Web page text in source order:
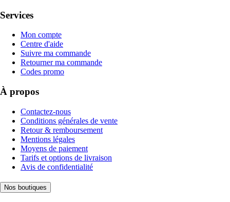
Services
Mon compte
Centre d'aide
Suivre ma commande
Retourner ma commande
Codes promo
À propos
Contactez-nous
Conditions générales de vente
Retour & remboursement
Mentions légales
Moyens de paiement
Tarifs et options de livraison
Avis de confidentialité
Nos boutiques